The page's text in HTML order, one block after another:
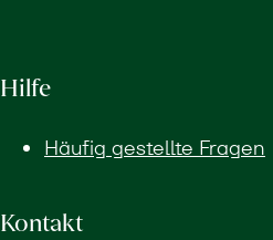
Hilfe
Häufig gestellte Fragen
Kontakt